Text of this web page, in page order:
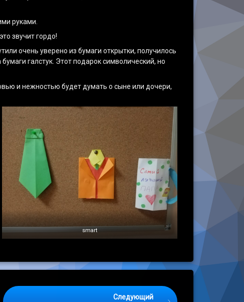
руками.
звучит гордо!
очень уверено из бумаги открытки, получилось
галстук. Этот подарок символический, но
и нежностью будет думать о сыне или дочери,
smart
Следующий